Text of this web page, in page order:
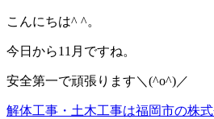
こんにちは^ ^。
今日から11月ですね。
安全第一で頑張ります＼(^o^)／
解体工事・土木工事は福岡市の株